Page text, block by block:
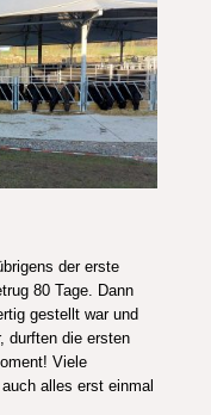
der erste
80 Tage. Dann
gestellt war und
durften die ersten
Viele
alles erst einmal